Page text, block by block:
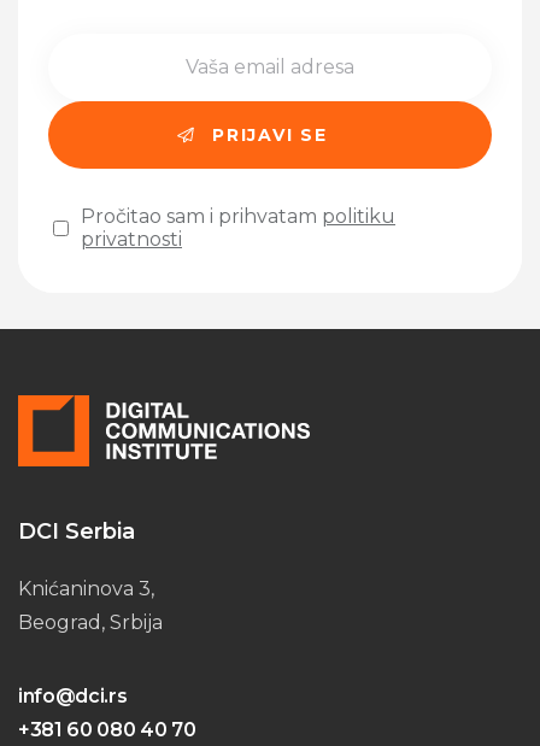
Pročitao sam i prihvatam politiku
privatnosti
DCI Serbia
Knićaninova 3,
Beograd, Srbija
info@dci.rs
+381 60 080 40 70